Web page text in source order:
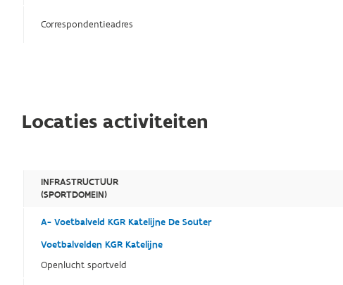
Correspondentieadres
Locaties activiteiten
INFRASTRUCTUUR
(SPORTDOMEIN)
A- Voetbalveld KGR Katelijne De Souter
Voetbalvelden KGR Katelijne
Openlucht sportveld